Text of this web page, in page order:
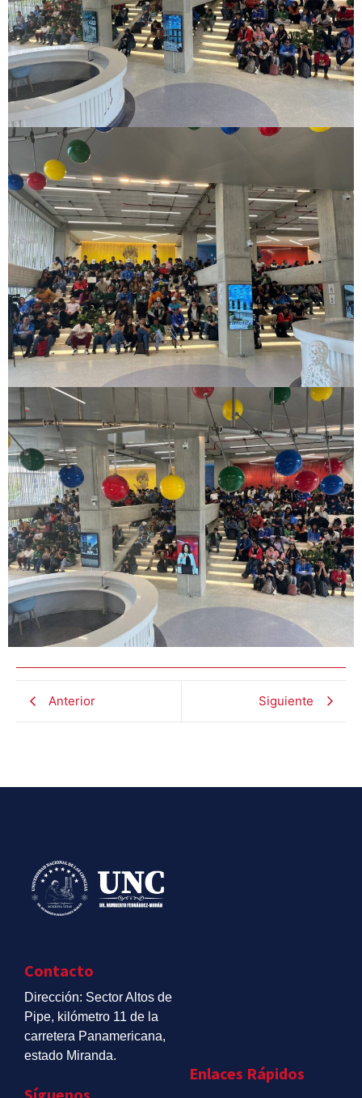
Anterior Siguiente
Contacto
Dirección: Sector Altos de
Pipe, kilómetro 11 de la
carretera Panamericana,
estado Miranda.
Enlaces Rápidos